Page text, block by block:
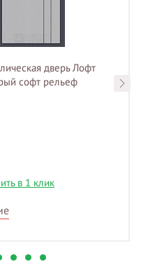
дверь Лофт
софт рельеф
в 1 клик